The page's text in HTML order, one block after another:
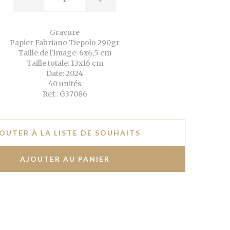
Gravure
Papier Fabriano Tiepolo 290gr
Taille de l'image: 6x6,5 cm
Taille totale: 13x16 cm
Date: 2024
40 unités
Ref.: G37086
À LA LISTE DE SOUHAITS